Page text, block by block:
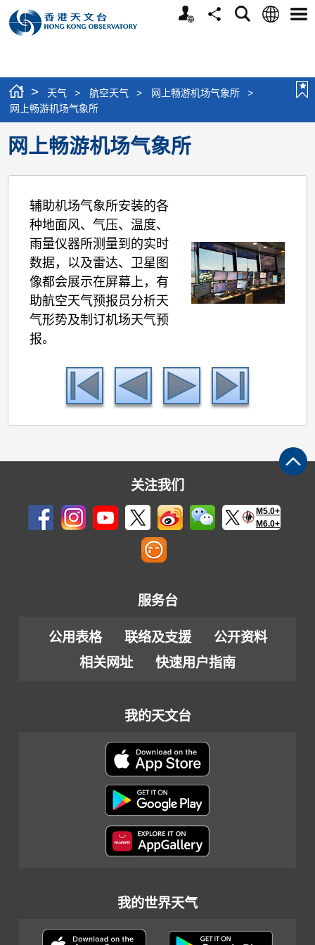
个
分
搜
语
选
> 天气 > 航空天气 > 网上畅游机场气象所
>
网上畅游机场气象所
网上畅游机场气象所
辅助机场气象所安装的各
种地面风、气压、温度、
雨量仪器所测量到的实时
数据，以及雷达、卫星图
像都会展示在屏幕上，有
助航空天气预报员分析天
气形势及制订机场天气预
报。
关注我们
M5.0+
M6.0+
服务台
公用表格 联络及支援
公开资料
相关网址
快速用户指南
我的天文台
我的世界天气